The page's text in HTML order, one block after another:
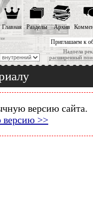
Приглашаем к
Надоела
расширенный
Главная Разделы Архив
версию сайта.
версию >>